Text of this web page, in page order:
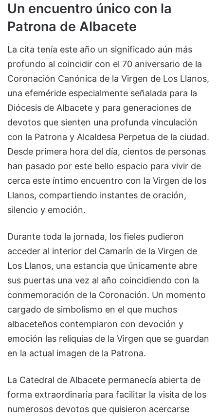
Un encuentro único con la
Patrona de Albacete
La cita tenía este año un significado aún más
profundo al coincidir con el 70 aniversario de la
Coronación Canónica de la Virgen de Los Llanos,
una efeméride especialmente señalada para la
Diócesis de Albacete y para generaciones de
devotos que sienten una profunda vinculación
con la Patrona y Alcaldesa Perpetua de la ciudad.
Desde primera hora del día, cientos de personas
han pasado por este bello espacio para vivir de
cerca este íntimo encuentro con la Virgen de los
Llanos, compartiendo instantes de oración,
silencio y emoción.
Durante toda la jornada, los fieles pudieron
acceder al interior del Camarín de la Virgen de
Los Llanos, una estancia que únicamente abre
sus puertas una vez al año coincidiendo con la
conmemoración de la Coronación. Un momento
cargado de simbolismo en el que muchos
albaceteños contemplaron con devoción y
emoción las reliquias de la Virgen que se guardan
en la actual imagen de la Patrona.
La Catedral de Albacete permanecía abierta de
forma extraordinaria para facilitar la visita de los
numerosos devotos que quisieron acercarse